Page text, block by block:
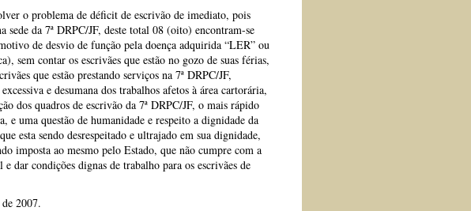
o problema de déficit de escrivão de imediato, pois
sede da 7ª DRPC/JF, deste total 08 (oito) encontram-se
de desvio de função pela doença adquirida “LER” ou
sem contar os escrivães que estão no gozo de suas férias,
que estão prestando serviços na 7ª DRPC/JF,
e desumana dos trabalhos afetos à área cartorária,
dos quadros de escrivão da 7ª DRPC/JF, o mais rápido
e uma questão de humanidade e respeito a dignidade da
esta sendo desrespeitado e ultrajado em sua dignidade,
imposta ao mesmo pelo Estado, que não cumpre com a
dar condições dignas de trabalho para os escrivães de
2007.